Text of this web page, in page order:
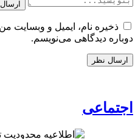
ذخیره نام، ایمیل و وبسایت
دوباره دیدگاهی می‌نویسم.
اجتماعی